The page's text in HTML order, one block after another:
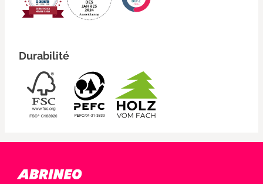
Durabilité